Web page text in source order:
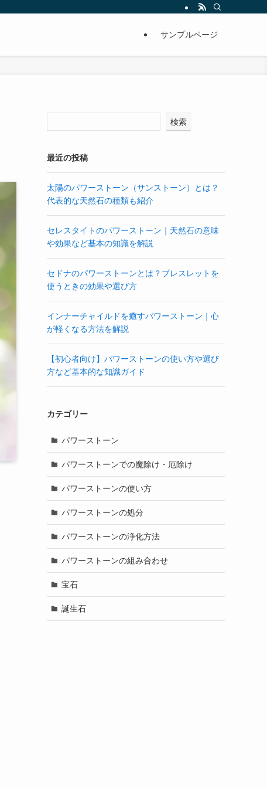
サンプルページ
検索
最近の投稿
太陽のパワーストーン（サンストーン）とは？
代表的な天然石の種類も紹介
セレスタイトのパワーストーン｜天然石の意味
や効果など基本の知識を解説
セドナのパワーストーンとは？ブレスレットを
使うときの効果や選び方
インナーチャイルドを癒すパワーストーン｜心
が軽くなる方法を解説
【初心者向け】パワーストーンの使い方や選び
方など基本的な知識ガイド
カテゴリー
パワーストーン
パワーストーンでの魔除け・厄除け
パワーストーンの使い方
パワーストーンの処分
パワーストーンの浄化方法
パワーストーンの組み合わせ
宝石
誕生石